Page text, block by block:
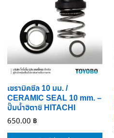
เซรามิคซีล 10 มม. /
CERAMIC SEAL 10 mm. –
ปั๊มน้ำฮิตาชิ HITACHI
650.00 ฿